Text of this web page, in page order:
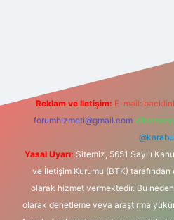
Reklam ve İletişim: E-mail:
forumhizmeti@gmail.com
Yasal Uyarı: Sitemiz, 5651 Sayılı
ve İletişim Kurumu (BTK) tarafından
olarak hizmet vermektedir. Bu
olarak denetleme veya araştırma